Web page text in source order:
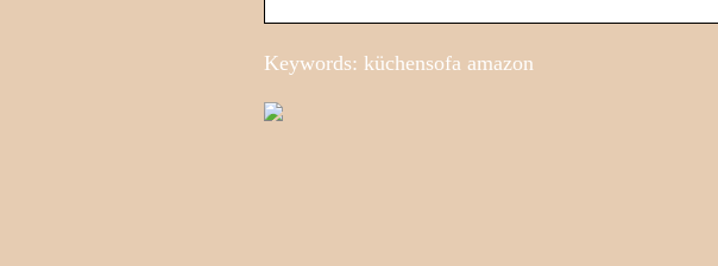
Keywords: küchensofa amazon